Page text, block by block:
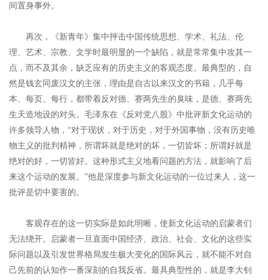
间置身事外。
再次，《新青年》集中抨击中国传统思想、学术、礼法、伦
理、艺术、宗教、文学时最明显的一个缺陷，就是常常集中攻其一
点，而不及其余，缺乏应有的历史主义的客观态度。最典型的，自
然是钱玄同废汉文的主张，理由是自古以来汉文的书籍，几乎每
本、每页、每行，都带着反对德、赛两先生的臭味，是德、赛两先
生天造地设的对头。毛泽东在《反对党八股》中批评新文化运动的
许多领导人物，“对于现状，对于历史，对于外国事物，没有历史唯
物主义的批判精神，所谓坏就是绝对的坏，一切皆坏；所谓好就是
绝对的好，一切皆好。这种形式主义地看问题的方法，就影响了后
来这个运动的发展。”他是深度参与新文化运动的一位过来人，这一
批评是切中要害的。
客观存在的这一切实际是如此明晰，使新文化运动的启蒙者们
无法绕开。启蒙者一旦直面中国经济、政治、社会、文化的这些实
际问题以及引发世界格局发生极大变化的国际风云，就不能不对自
己先前的认知作一番深刻的自我反省。最具典型性的，就是李大钊